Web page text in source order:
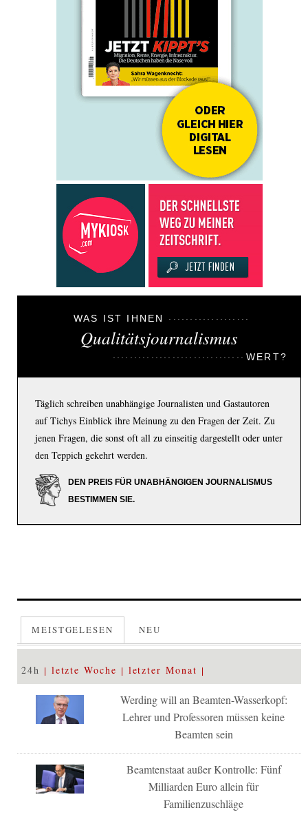
WAS IST IHNEN
Qualitätsjournalismus
WERT?
Täglich schreiben unabhängige Journalisten und Gastautoren
auf Tichys Einblick ihre Meinung zu den Fragen der Zeit. Zu
jenen Fragen, die sonst oft all zu einseitig dargestellt oder unter
den Teppich gekehrt werden.
DEN PREIS FÜR UNABHÄNGIGEN JOURNALISMUS
BESTIMMEN SIE.
MEISTGELESEN NEU
24h letzte Woche letzter Monat
Werding will an Beamten-Wasserkopf:
Lehrer und Professoren müssen keine
Beamten sein
Beamtenstaat außer Kontrolle: Fünf
Milliarden Euro allein für
Familienzuschläge